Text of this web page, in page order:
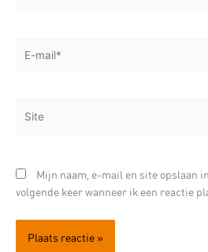
mail*
Mijn naam, e-mail en site opslaan
volgende keer wanneer ik een reactie